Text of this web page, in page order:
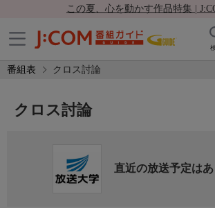
この夏、心を動かす作品特集 |
番組表 クロス討論
クロス討論
直近の放送予定は